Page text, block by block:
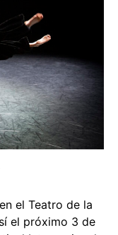
el Teatro de la
el próximo 3 de